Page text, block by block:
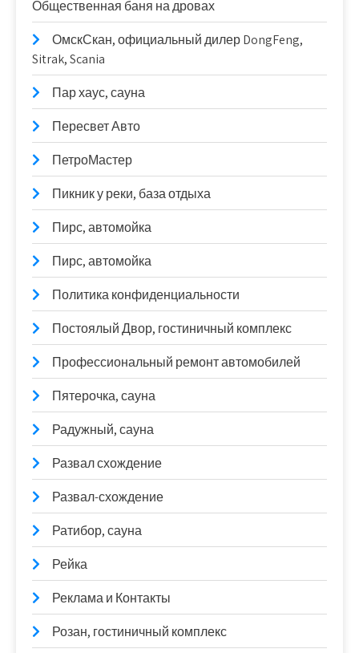
Общественная баня на дровах
ОмскСкан, официальный дилер DongFeng,
Sitrak, Scania
Пар хаус, сауна
Пересвет Авто
ПетроМастер
Пикник у реки, база отдыха
Пирс, автомойка
Пирс, автомойка
Политика конфиденциальности
Постоялый Двор, гостиничный комплекс
Профессиональный ремонт автомобилей
Пятерочка, сауна
Радужный, сауна
Развал схождение
Развал-схождение
Ратибор, сауна
Рейка
Реклама и Контакты
Розан, гостиничный комплекс